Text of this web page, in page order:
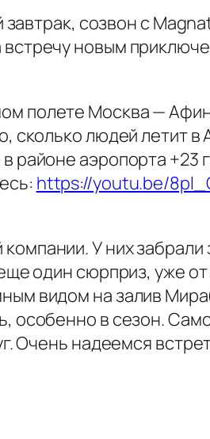
созвон с
новым
полете Москва —
сколько людей летит
аэропорта +23
https://youtu.be/
У них
один сюрприз, уже
видом на залив
особенно в сезон.
Очень надеемся